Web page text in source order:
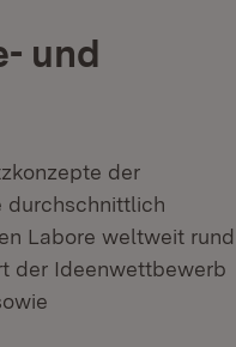
und
der
durchschnittlich
Labore weltweit rund
der Ideenwettbewerb